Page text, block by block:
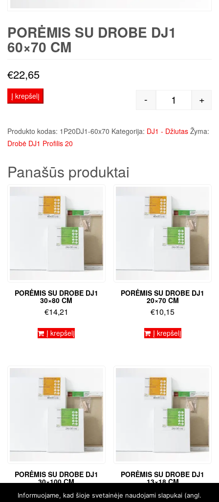
PORĖMIS SU DROBE DJ1
60×70 CM
€22,65
produkto
- +
Į krepšelį
Produkto kodas: 1P20DJ1-60x70 Kategorija: DJ1 - Džiutas Žyma:
Drobė DJ1 Profilis 20
Panašūs produktai
PORĖMIS SU DROBE DJ1
30×80 CM
€14,21
Į krepšelį
PORĖMIS SU DROBE DJ1
20×70 CM
€10,15
Į krepšelį
PORĖMIS SU DROBE DJ1
30×100 CM
€19,76
PORĖMIS SU DROBE DJ1
13×18 CM
€ 4,36
Informuojame, kad šioje svetainėje naudojami slapukai (angl.